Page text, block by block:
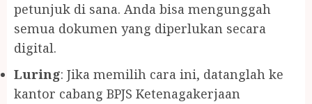
petunjuk di sana. Anda bisa mengunggah
semua dokumen yang diperlukan secara
digital.
Luring: Jika memilih cara ini, datanglah ke
kantor cabang BPJS Ketenagakerjaan